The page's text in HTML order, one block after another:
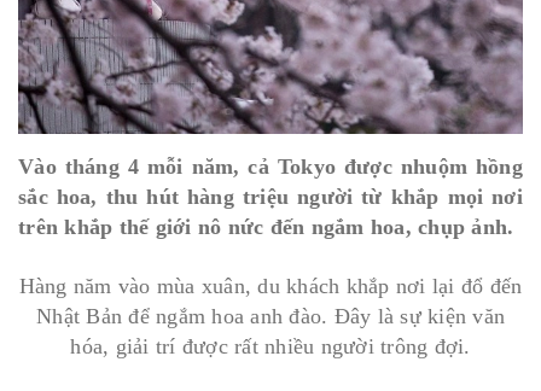
Vào tháng 4 mỗi năm, cả Tokyo được nhuộm hồng
sắc hoa, thu hút hàng triệu người từ khắp mọi nơi
trên khắp thế giới nô nức đến ngắm hoa, chụp ảnh.
Hàng năm vào mùa xuân, du khách khắp nơi lại đổ đến
Nhật Bản để ngắm hoa anh đào. Đây là sự kiện văn
hóa, giải trí được rất nhiều người trông đợi.